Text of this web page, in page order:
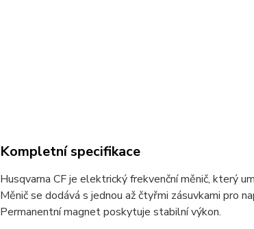
Kompletní specifikace
Husqvarna CF je elektrický frekvenční měnič, který
Měnič se dodává s jednou až čtyřmi zásuvkami pro
Permanentní magnet poskytuje stabilní výkon.